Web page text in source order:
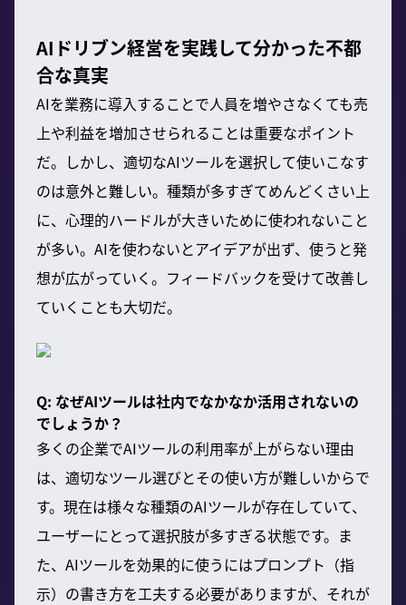
AIドリブン経営を実践して分かった不都
合な真実
AIを業務に導入することで人員を増やさなくても売
上や利益を増加させられることは重要なポイント
だ。しかし、適切なAIツールを選択して使いこなす
のは意外と難しい。種類が多すぎてめんどくさい上
に、心理的ハードルが大きいために使われないこと
が多い。AIを使わないとアイデアが出ず、使うと発
想が広がっていく。フィードバックを受けて改善し
ていくことも大切だ。
Q: なぜAIツールは社内でなかなか活用されないの
でしょうか？
多くの企業でAIツールの利用率が上がらない理由
は、適切なツール選びとその使い方が難しいからで
す。現在は様々な種類のAIツールが存在していて、
ユーザーにとって選択肢が多すぎる状態です。ま
た、AIツールを効果的に使うにはプロンプト（指
示）の書き方を工夫する必要がありますが、それが